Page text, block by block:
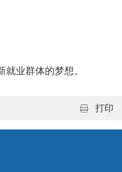
业群体的梦想。
打印